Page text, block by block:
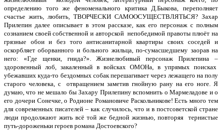
определению того же феноменального критика Д.Быкова, переполняет
счастье жить, любить, ТВОРЧЕСКИ САМООСУЩЕСТВЛЯТЬСЯ? Захар
Прилепин далее описывает в этом рассказе, как его персонаж с полным
сознанием своей собственной и авторской непобедимой правоты плюёт на
грязные обои и без того антисанитарной квартиры своих соседей и
оскорбляет оборванного и больного жильца, по-сумасшедшему заорав на
него: «Где щенки, гнида?». Жизнелюбивый персонаж Прилепина –
здоровенный лоб, закаленный в войсках ОМОНа, в упрямых поисках
убежавших куда-то бездомных собак перешагивает через лежащего на полу
старого человека, с отвращением заметив гнойную рану на его ноге. Я
думаю, что не мешало бы Захару Прилепину вспомнить о Мармеладове и о
его дочери Сонечке, о Родионе Романовиче Раскольникове! Есть много тем
для современных писателей – как случилось, что и в постсоветской стране
люди продолжают жить всё той же бедной жизнью, повторяя тернистые
путь-дороженьки героев романа Достоевского?